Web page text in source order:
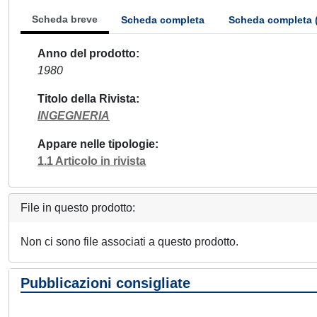
Scheda breve Scheda completa Scheda completa
Anno del prodotto
1980
Titolo della Rivista
INGEGNERIA
Appare nelle tipologie
1.1 Articolo in rivista
File in questo prodotto:
Non ci sono file associati a questo prodotto.
Pubblicazioni consigliate